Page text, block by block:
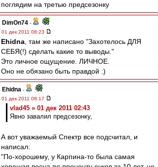
поглядим на третью предсезонку
DimOn74 -
01 дек 2011 08:23
Ehidna , там же написано "Захотелось ДЛЯ
СЕБЯ(!) сделать какие то выводы."
Это личное ощущение. ЛИЧНОЕ.
Оно не обязано быть правдой :)
Ehidna -
01 дек 2011 08:17
vlad45 » 01 дек 2011 02:43
Явно завалил предсезонку,
А вот уважаемый Спектр все подсчитал, и
написал:
"По-хорошему, у Карпина-то была самая